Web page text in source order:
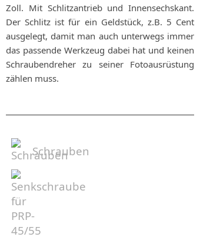
Zoll. Mit Schlitzantrieb und Innensechskant.
Der Schlitz ist für ein Geldstück, z.B. 5 Cent
ausgelegt, damit man auch unterwegs immer
das passende Werkzeug dabei hat und keinen
Schraubendreher zu seiner Fotoausrüstung
zählen muss.
Schrauben